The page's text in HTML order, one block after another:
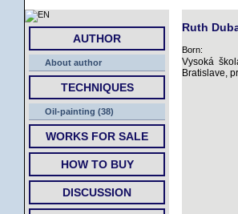
AUTHOR
About author
TECHNIQUES
Oil-painting (38)
WORKS FOR SALE
HOW TO BUY
DISCUSSION
Ruth
Born:
Vysoká
Bratislave,